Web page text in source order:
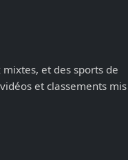
et des sports de
et classements mis